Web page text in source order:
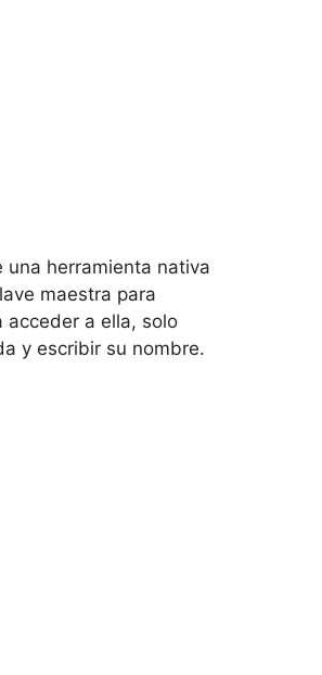
una herramienta nativa
maestra para
acceder a ella, solo
y escribir su nombre.